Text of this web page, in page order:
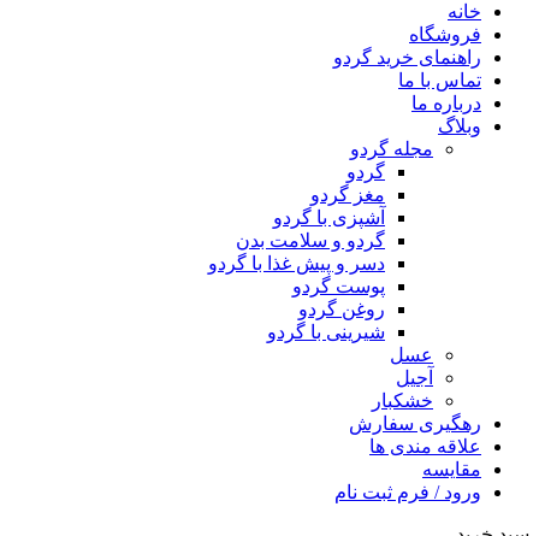
خانه
فروشگاه
راهنمای خرید گردو
تماس با ما
درباره ما
وبلاگ
مجله گردو
گردو
مغز گردو
آشپزی با گردو
گردو و سلامت بدن
دسر و پیش غذا با گردو
پوست گردو
روغن گردو
شیرینی با گردو
عسل
آجیل
خشکبار
رهگیری سفارش
علاقه مندی ها
مقایسه
ورود / فرم ثبت نام